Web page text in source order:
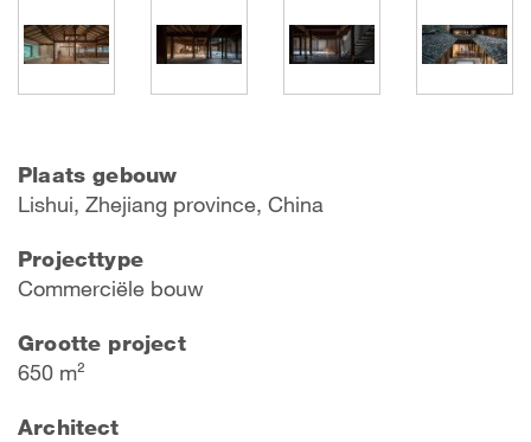
Plaats gebouw
Lishui, Zhejiang province, China
Projecttype
Commerciële bouw
Grootte project
650 m²
Architect